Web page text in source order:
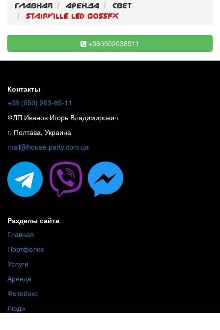
Главная Аренда
Свет
Stairville LED BossFx
+380502038511
Контакты
+38 (050) 203-85-11
ФЛП Иванов Игорь Владимирович
г. Полтава, Украина
mail@house-party.com.ua
Разделы сайта
Главная
Портфолио
Услуги
Аренда
Фотобокс
Люди